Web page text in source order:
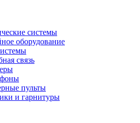
системы
оборудование
связь
пульты
и гарнитуры